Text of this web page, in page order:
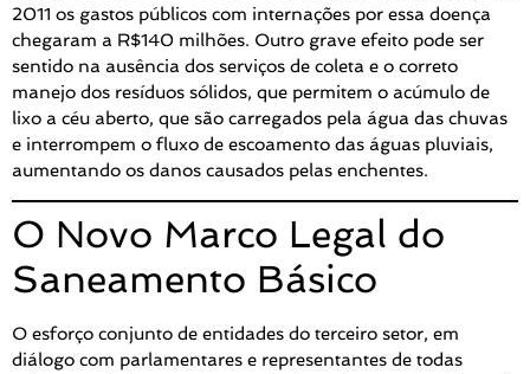
2011 os gastos públicos com internações por essa doença
chegaram a R$140 milhões. Outro grave efeito pode ser
sentido na ausência dos serviços de coleta e o correto
manejo dos resíduos sólidos, que permitem o acúmulo de
lixo a céu aberto, que são carregados pela água das chuvas
e interrompem o fluxo de escoamento das águas pluviais,
aumentando os danos causados pelas enchentes.
O Novo Marco Legal do
Saneamento Básico
O esforço conjunto de entidades do terceiro setor, em
diálogo com parlamentares e representantes de todas